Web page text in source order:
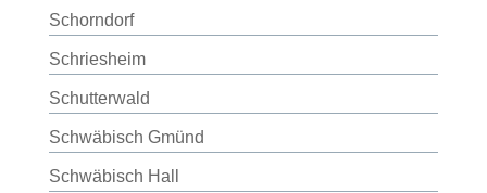
Schorndorf
Schriesheim
Schutterwald
Schwäbisch Gmünd
Schwäbisch Hall